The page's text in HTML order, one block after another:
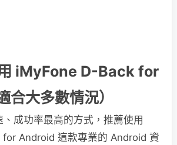
iMyFone D-Back for
大多數情況）
成功率最高的方式，推薦使用
Android 這款專業的 Android 資